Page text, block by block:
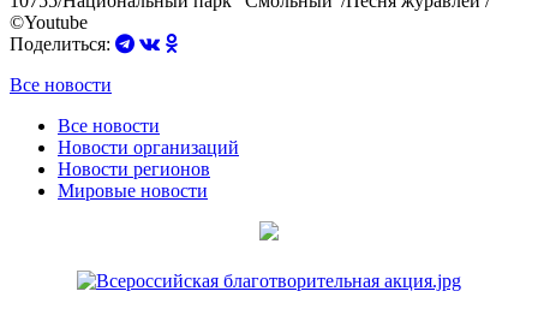
©Youtube
Поделиться:
Все новости
Все новости
Новости организаций
Новости регионов
Мировые новости